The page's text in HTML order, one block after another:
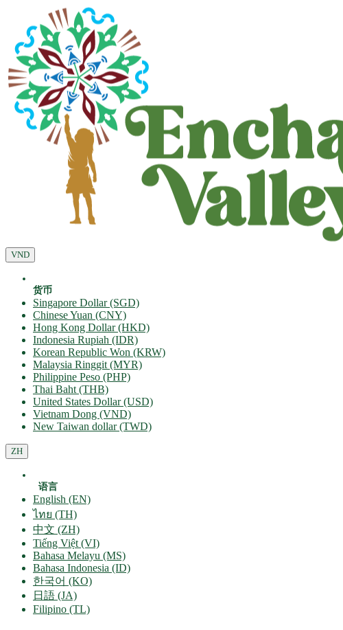
VND
货币
Singapore Dollar (SGD)
Chinese Yuan (CNY)
Hong Kong Dollar (HKD)
Indonesia Rupiah (IDR)
Korean Republic Won (KRW)
Malaysia Ringgit (MYR)
Philippine Peso (PHP)
Thai Baht (THB)
United States Dollar (USD)
Vietnam Dong (VND)
New Taiwan dollar (TWD)
ZH
语言
English (EN)
ไทย (TH)
中文 (ZH)
Tiếng Việt (VI)
Bahasa Melayu (MS)
Bahasa Indonesia (ID)
한국어 (KO)
日語 (JA)
Filipino (TL)